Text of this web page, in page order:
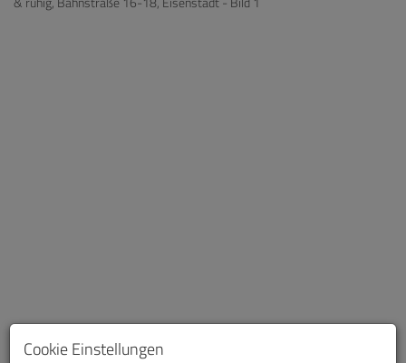
Cookie Einstellungen